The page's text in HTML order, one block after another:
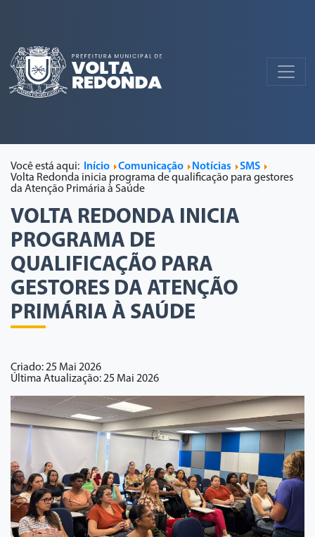
Você está aqui: Início Comunicação Notícias
SMS
Volta Redonda inicia programa de qualificação para gestores
da Atenção Primária à Saúde
VOLTA REDONDA INICIA
PROGRAMA DE
QUALIFICAÇÃO PARA
GESTORES DA ATENÇÃO
PRIMÁRIA À SAÚDE
Criado: 25 Mai 2026
Última Atualização: 25 Mai 2026